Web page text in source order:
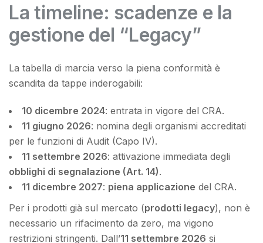
La timeline: scadenze e la
gestione del “Legacy”
La tabella di marcia verso la piena conformità è
scandita da tappe inderogabili:
10 dicembre 2024: entrata in vigore del CRA.
11 giugno 2026: nomina degli organismi accreditati
per le funzioni di Audit (Capo IV).
11 settembre 2026: attivazione immediata degli
obblighi di segnalazione (Art. 14).
11 dicembre 2027: piena applicazione del CRA.
Per i prodotti già sul mercato (prodotti legacy), non è
necessario un rifacimento da zero, ma vigono
restrizioni stringenti. Dall’11 settembre 2026 si